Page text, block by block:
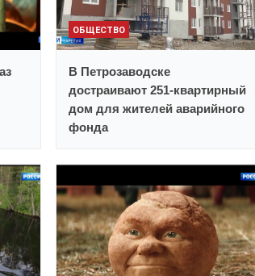
ОБЩЕСТВО
В Петрозаводске
достраивают 251-квартирный
дом для жителей аварийного
фонда